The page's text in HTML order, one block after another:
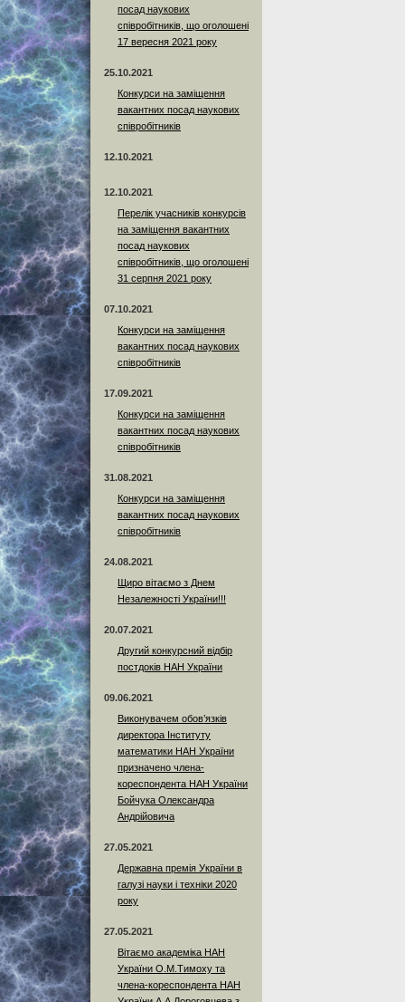
посад наукових
співробітників, що оголошені
17 вересня 2021 року
25.10.2021
Конкурси на заміщення
вакантних посад наукових
співробітників
12.10.2021
12.10.2021
Перелік учасників конкурсів
на заміщення вакантних
посад наукових
співробітників, що оголошені
31 серпня 2021 року
07.10.2021
Конкурси на заміщення
вакантних посад наукових
співробітників
17.09.2021
Конкурси на заміщення
вакантних посад наукових
співробітників
31.08.2021
Конкурси на заміщення
вакантних посад наукових
співробітників
24.08.2021
Щиро вітаємо з Днем
Незалежності України!!!
20.07.2021
Другий конкурсний відбір
постдоків НАН України
09.06.2021
Виконувачем обов’язків
директора Інституту
математики НАН України
призначено члена-
кореспондента НАН України
Бойчука Олександра
Андрійовича
27.05.2021
Державна премія України в
галузі науки і техніки 2020
року
27.05.2021
Вітаємо академіка НАН
України О.М.Тимоху та
члена-кореспондента НАН